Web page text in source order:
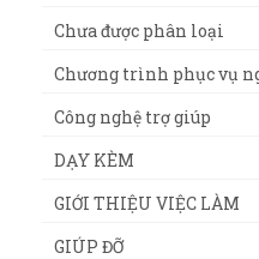
Chưa được phân loại
Chương trình phục vụ
Công nghệ trợ giúp
DẠY KÈM
GIỚI THIỆU VIỆC LÀM
GIÚP ĐỠ